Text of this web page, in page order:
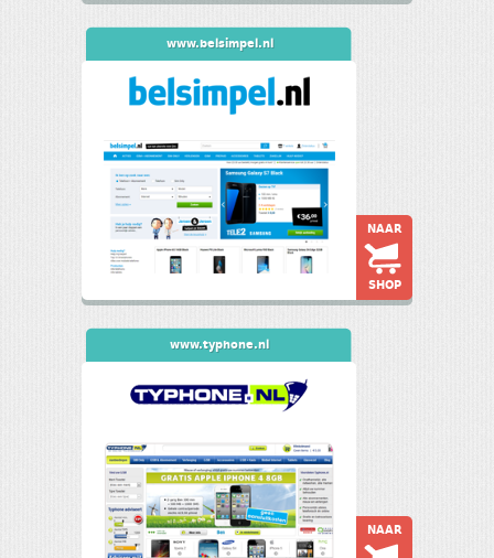
www.belsimpel.nl
NAAR
SHOP
www.typhone.nl
NAAR